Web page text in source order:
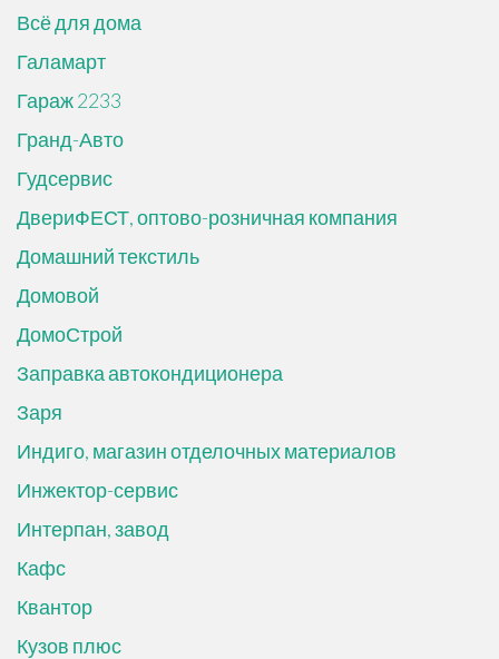
Всё для дома
Галамарт
Гараж 2233
Гранд-Авто
Гудсервис
ДвериФЕСТ, оптово-розничная компания
Домашний текстиль
Домовой
ДомоСтрой
Заправка автокондиционера
Заря
Индиго, магазин отделочных материалов
Инжектор-сервис
Интерпан, завод
Кафс
Квантор
Кузов плюс